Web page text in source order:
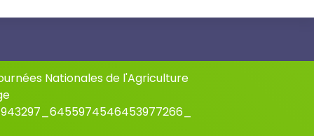
Nationales de l'Agriculture